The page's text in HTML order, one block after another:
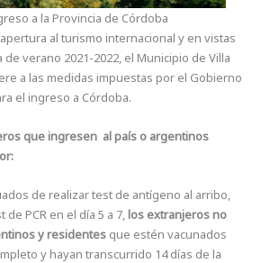
a la Provincia de Córdoba
al turismo internacional y en vistas
verano 2021-2022, el Municipio de Villa
a las medidas impuestas por el Gobierno
el ingreso a Córdoba.
que ingresen al país o argentinos
de realizar test de antígeno al arribo,
de PCR en el día 5 a 7,los extranjeros no
y residentes que estén vacunados
y hayan transcurrido 14 días de la